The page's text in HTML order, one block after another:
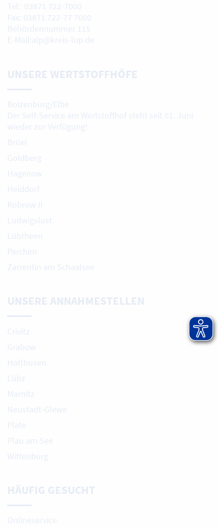
Tel: 03871 722-7000
Fax: 03871 722-77 7000
Behördennummer 115
E-Mail:alp@kreis-lup.de
UNSERE WERTSTOFFHÖFE
Boizenburg/Elbe
Der Self-Service am Wertstoffhof steht seit 01. Juni
wieder zur Verfügung!
Brüel
Goldberg
Hagenow
Heiddorf
Kobrow II
Ludwigslust
Lübtheen
Parchim
Zarrentin am Schaalsee
UNSERE ANNAHMESTELLEN
Crivitz
Grabow
Holthusen
Lübz
Marnitz
Neustadt-Glewe
Plate
Plau am See
Wittenburg
HÄUFIG GESUCHT
Onlineservice